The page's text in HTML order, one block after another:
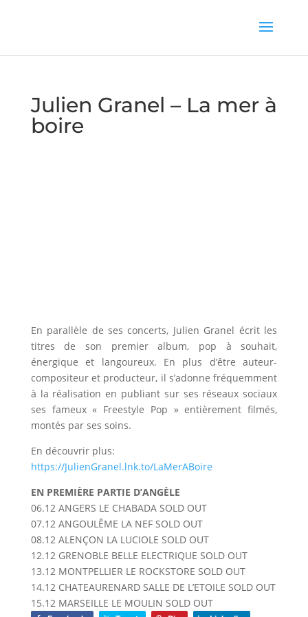
Julien Granel – La mer à
boire
En parallèle de ses concerts, Julien Granel écrit les
titres de son premier album, pop à souhait,
énergique et langoureux. En plus d’être auteur-
compositeur et producteur, il s’adonne fréquemment
à la réalisation en publiant sur ses réseaux sociaux
ses fameux « Freestyle Pop » entièrement filmés,
montés par ses soins.
En découvrir plus:
https://JulienGranel.lnk.to/LaMerABoire
EN PREMIÈRE PARTIE D’ANGÈLE
06.12 ANGERS LE CHABADA SOLD OUT
07.12 ANGOULÊME LA NEF SOLD OUT
08.12 ALENÇON LA LUCIOLE SOLD OUT
12.12 GRENOBLE BELLE ELECTRIQUE SOLD OUT
13.12 MONTPELLIER LE ROCKSTORE SOLD OUT
14.12 CHATEAURENARD SALLE DE L’ETOILE SOLD OUT
15.12 MARSEILLE LE MOULIN SOLD OUT